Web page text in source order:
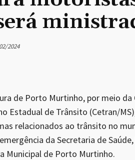
2024
de Porto Murtinho, por meio da
Estadual de Trânsito (Cetran/
relacionados ao trânsito no
da Secretaria de
Municipal de Porto Murtinho.